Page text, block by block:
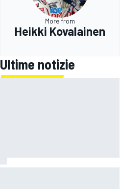
More from
Heikki Kovalainen
Ultime notizie